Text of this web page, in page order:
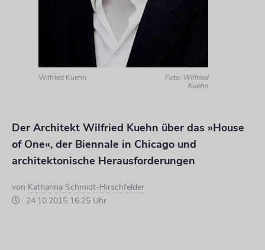
Wilfried Kuehn
Foto: Wilfried
Kuehn
Der Architekt Wilfried Kuehn über das »House
of One«, der Biennale in Chicago und
architektonische Herausforderungen
von Katharina Schmidt-Hirschfelder
24.10.2015 16:25 Uhr